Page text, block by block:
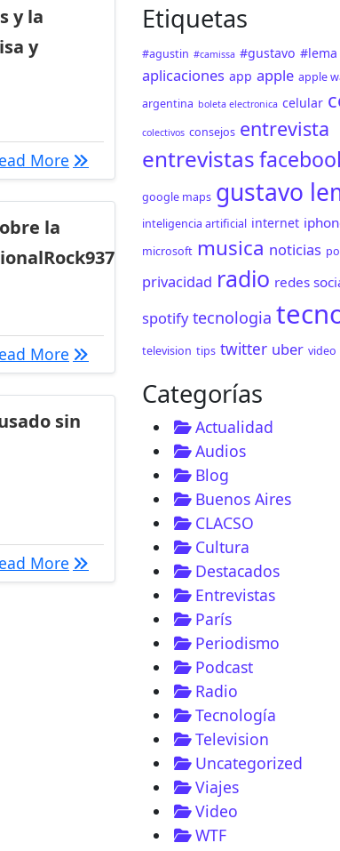
y la
y
bebes y la tecnología con @agucammisa y
More [TECNOLOGIA] Podcast
la
More @lematecno y @Dianacos sobre la
sin
More ¿Cómo comprar un celular usado
Etiquetas
#agustin #camissa #gustavo #lema
aplicaciones app apple apple
argentina boleta electronica celular
colectivos consejos entrevista
entrevistas
google maps gustavo
inteligencia artificial internet
microsoft musica noticias
privacidad radio redes
spotify tecnologia
television tips twitter uber video
Categorías
Actualidad
Audios
Blog
Buenos Aires
CLACSO
Cultura
Destacados
Entrevistas
París
Periodismo
Podcast
Radio
Tecnología
Television
Uncategorized
Viajes
Video
WTF